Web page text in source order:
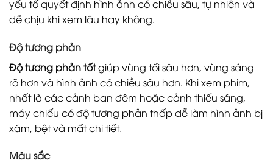
yếu tố quyết định hình ảnh có chiều sâu, tự nhiên và
dễ chịu khi xem lâu hay không.
Độ tương phản
Độ tương phản tốtgiúp vùng tối sâu hơn, vùng sáng
rõ hơn và hình ảnh có chiều sâu hơn. Khi xem phim,
nhất là các cảnh ban đêm hoặc cảnh thiếu sáng,
máy chiếu có độ tương phản thấp dễ làm hình ảnh bị
xám, bệt và mất chi tiết.
Màu sắc